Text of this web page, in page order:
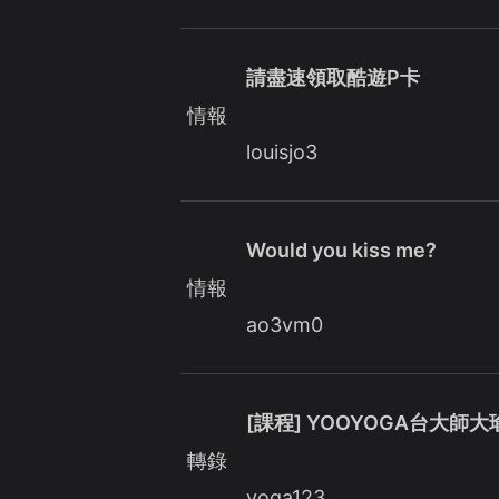
情報
請盡速領取酷遊P卡
louisjo3
情報
Would you kiss me?
ao3vm0
轉錄
[課程] YOOYOGA台大師大